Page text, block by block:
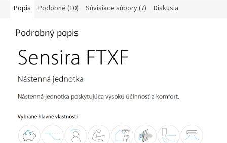
Popis Podobné (10) Súvisiace súbory (7) Diskusia
Podrobný popis